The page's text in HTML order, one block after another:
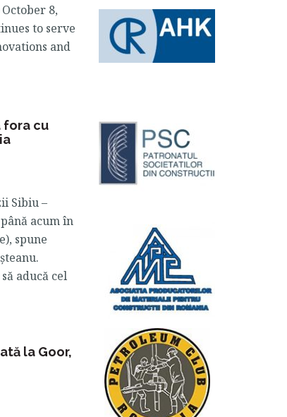
8,
to serve
and
fora cu
Sibiu –
acum în
spune
aducă cel
la Goor,